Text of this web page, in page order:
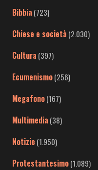
Bibbia (723)
Chiese e società (2.030)
Cultura (397)
Ecumenismo(256)
Megafono(167)
Multimedia (38)
Notizie (1.950)
Protestantesimo(1.089)